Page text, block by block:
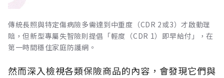
傳統長照與特定傷病險多需達到中重度（CDR 2或3）才啟動理
賠，但新型專屬失智險則提倡「輕度（CDR 1）即早給付」，在
第一時間穩住家庭防護網。
然而深入檢視各類保險商品的內容，會發現它們與